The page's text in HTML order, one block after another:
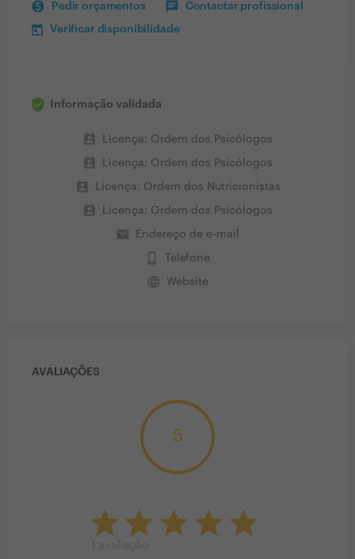
Pedir orçamentos Contactar profissional
Verificar disponibilidade
Informação validada
perm_contact_calendar Licença: Ordem dos Psicólogos
perm_contact_calendar Licença: Ordem dos Psicólogos
perm_contact_calendar Licença: Ordem dos Nutricionistas
perm_contact_calendar Licença: Ordem dos Psicólogos
email Endereço de e-mail
phone_iphone Telefone
language Website
AVALIAÇÕES
5